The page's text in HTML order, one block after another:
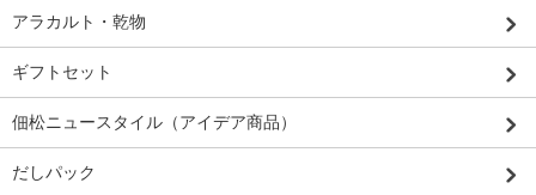
アラカルト・乾物
ギフトセット
佃松ニュースタイル（アイデア商品）
だしパック